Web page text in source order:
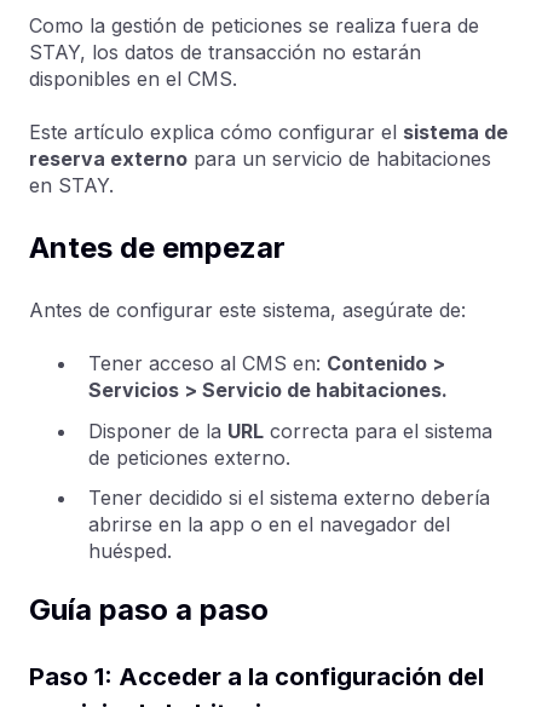
Como la gestión de peticiones se realiza fuera de
STAY, los datos de transacción no estarán
disponibles en el CMS.
Este artículo explica cómo configurar el sistema de
reserva externo para un servicio de habitaciones
en STAY.
Antes de empezar
Antes de configurar este sistema, asegúrate de:
Tener acceso al CMS en: Contenido >
Servicios > Servicio de habitaciones.
Disponer de la URL correcta para el sistema
de peticiones externo.
Tener decidido si el sistema externo debería
abrirse en la app o en el navegador del
huésped.
Guía paso a paso
Paso 1: Acceder a la configuración del